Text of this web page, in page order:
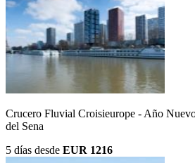
Crucero Fluvial Croisieurope - Año
del Sena
5 días desde EUR 1216